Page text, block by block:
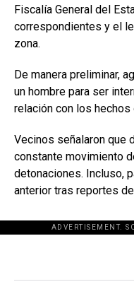
Fiscalía General del
correspondientes y el
zona.
De manera preliminar,
un hombre para ser
relación con los
Vecinos señalaron que
constante movimiento
detonaciones. Incluso,
anterior tras reportes
ADVERTISEMENT.